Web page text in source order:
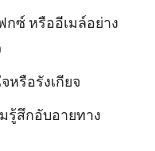
ซ์ หรืออีเมล์อย่าง
หรือรังเกียจ
รู้สึกอับอายทาง